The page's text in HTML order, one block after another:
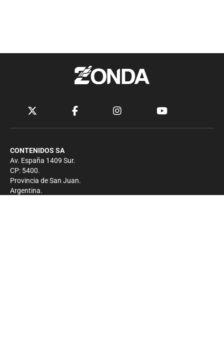
CONTENIDOS SA
Av. España 1409 Sur.
CP: 5400.
Provincia de San Juan.
Argentina.